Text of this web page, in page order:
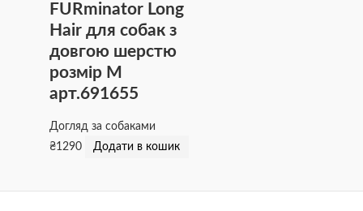
FURminator Long
Hair для собак з
довгою шерстю
розмір М
арт.691655
Догляд за собаками
₴1290 Додати в кошик